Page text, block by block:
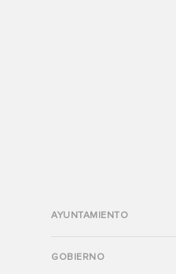
AYUNTAMIENTO
GOBIERNO